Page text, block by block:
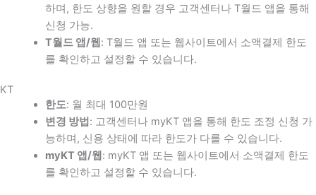
하며, 한도 상향을 원할 경우 고객센터나 T월드 앱을 통해
신청 가능.
T월드 앱/웹 : T월드 앱 또는 웹사이트에서 소액결제 한도
를 확인하고 설정할 수 있습니다.
KT
한도: 월 최대 100만원
변경 방법 : 고객센터나 myKT 앱을 통해 한도 조정 신청 가
능하며, 신용 상태에 따라 한도가 다를 수 있습니다.
myKT 앱/웹 : myKT 앱 또는 웹사이트에서 소액결제 한도
를 확인하고 설정할 수 있습니다.